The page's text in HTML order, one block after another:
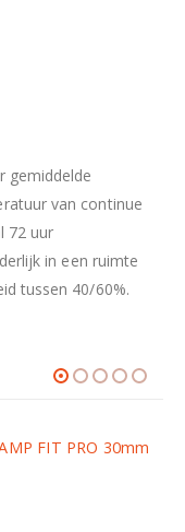
gemiddelde
van continue
72 uur
in een ruimte
tussen 40/60%.